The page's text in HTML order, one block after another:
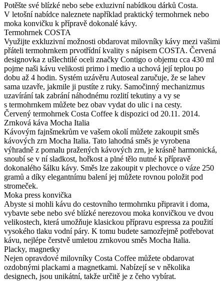
Potěšte své blízké nebo sebe exluzivní nabídkou dárků Costa.
V letošní nabídce naleznete například praktický termohrnek nebo
moka konvičku k přípravě dokonalé kávy.
Termohrnek COSTA
Využijte exkluzivní možnosti obdarovat milovníky kávy mezi vašimi
přáteli termohrnkem prvotřídní kvality s nápisem COSTA. Červená
designovka z ušlechtilé oceli značky Contigo o objemu cca 430 ml
pojme naši kávu velikosti primo i medio a uchová její teplou po
dobu až 4 hodin. Systém uzávěru Autoseal zaručuje, že se lahev
sama uzavře, jakmile ji pustíte z ruky. Samočinný mechanizmus
uzavírání tak zabrání náhodnému rozlití tekutiny a vy se
s termohrnkem můžete bez obav vydat do ulic i na cesty.
Červený termohrnek Costa Coffee k dispozici od 20.11. 2014.
Zrnková káva Mocha Italia
Kávovým fajnšmekrům ve vašem okolí můžete zakoupit směs
kávových zrn Mocha Italia. Tato lahodná směs je vyrobena
výhradně z pomalu pražených kávových zrn, je krásně harmonická,
snoubí se v ní sladkost, hořkost a plné tělo nutné k přípravě
dokonalého šálku kávy. Směs lze zakoupit v plechovce o váze 250
gramů a díky elegantnímu balení jej můžete rovnou položit pod
stromeček.
Moka press konvička
Abyste si mohli kávu do cestovního termohrnku připravit i doma,
vybavte sebe nebo své blízké nerezovou moka konvičkou ve dvou
velikostech, která umožňuje klasickou přípravu espressa za použití
vysokého tlaku vodní páry. K tomu budete samozřejmě potřebovat
kávu, nejlépe čerstvě umletou zrnkovou směs Mocha Italia.
Placky, magnetky
Nejen opravdové milovníky Costa Coffee můžete obdarovat
ozdobnými plackami a magnetkami. Nabízejí se v několika
designech, jsou unikátní, takže určitě je z čeho vybírat.